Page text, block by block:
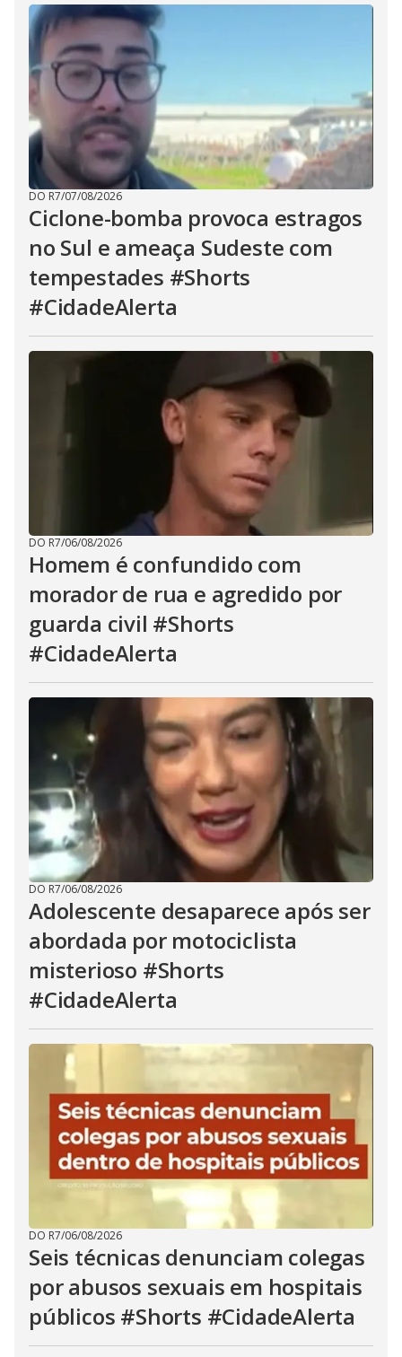
DO R7/07/08/2026
Ciclone-bomba provoca estragos
no Sul e ameaça Sudeste com
tempestades #Shorts
#CidadeAlerta
DO R7/06/08/2026
Homem é confundido com
morador de rua e agredido por
guarda civil #Shorts
#CidadeAlerta
DO R7/06/08/2026
Adolescente desaparece após ser
abordada por motociclista
misterioso #Shorts
#CidadeAlerta
DO R7/06/08/2026
Seis técnicas denunciam colegas
por abusos sexuais em hospitais
públicos #Shorts #CidadeAlerta